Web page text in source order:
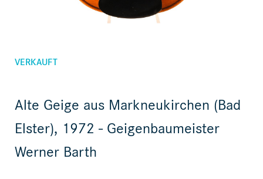
VERKAUFT
Alte Geige aus Markneukirchen (Bad
Elster), 1972 - Geigenbaumeister
Werner Barth